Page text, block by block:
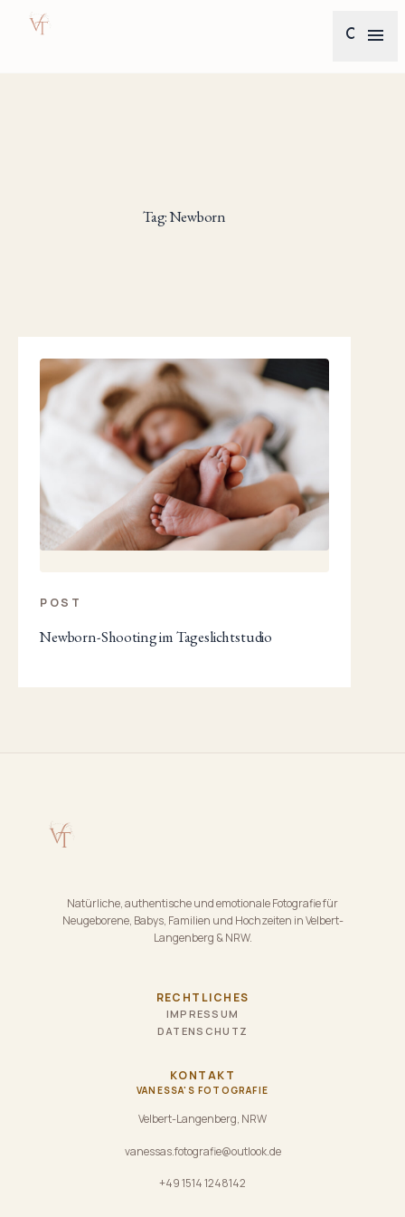
search menu
Tag: Newborn
POST
Newborn-Shooting im Tageslichtstudio
Natürliche, authentische und emotionale Fotografie für
Neugeborene, Babys, Familien und Hochzeiten in Velbert-
Langenberg & NRW.
RECHTLICHES
IMPRESSUM
DATENSCHUTZ
KONTAKT
VANESSA'S FOTOGRAFIE
Velbert-Langenberg, NRW
vanessas.fotografie@outlook.de
+49 1514 1248142